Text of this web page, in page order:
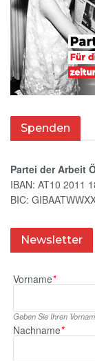
Spenden
Partei der Arbeit
IBAN: AT10 2011
BIC:
Newsletter
Vorname*
Geben Sie Ihren
Nachname*